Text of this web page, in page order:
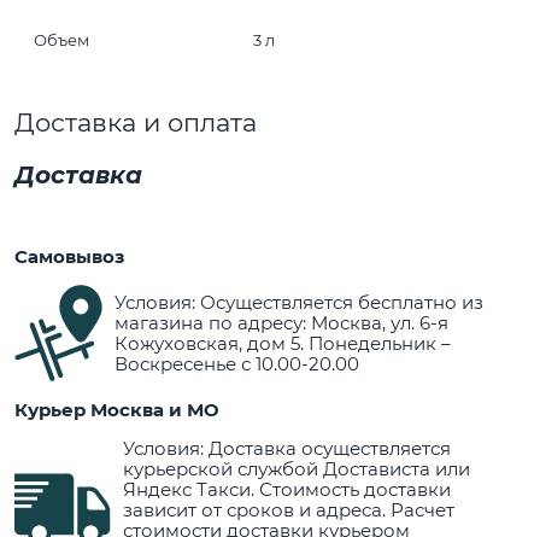
Объем 3 л
Доставка и оплата
Доставка
Самовывоз
Условия: Осуществляется бесплатно из
магазина по адресу: Москва, ул. 6-я
Кожуховская, дом 5. Понедельник –
Воскресенье с 10.00-20.00
Курьер Москва и МО
Условия: Доставка осуществляется
курьерской службой Достависта или
Яндекс Такси. Стоимость доставки
зависит от сроков и адреса. Расчет
стоимости доставки курьером